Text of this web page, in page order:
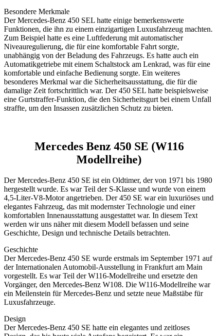
Besondere Merkmale
Der Mercedes-Benz 450 SEL hatte einige bemerkenswerte
Funktionen, die ihn zu einem einzigartigen Luxusfahrzeug machten.
Zum Beispiel hatte es eine Luftfederung mit automatischer
Niveauregulierung, die für eine komfortable Fahrt sorgte,
unabhängig von der Beladung des Fahrzeugs. Es hatte auch ein
Automatikgetriebe mit einem Schaltstock am Lenkrad, was für eine
komfortable und einfache Bedienung sorgte. Ein weiteres
besonderes Merkmal war die Sicherheitsausstattung, die für die
damalige Zeit fortschrittlich war. Der 450 SEL hatte beispielsweise
eine Gurtstraffer-Funktion, die den Sicherheitsgurt bei einem Unfall
straffte, um den Insassen zusätzlichen Schutz zu bieten.
Mercedes Benz 450 SE (W116
Modellreihe)
Der Mercedes-Benz 450 SE ist ein Oldtimer, der von 1971 bis 1980
hergestellt wurde. Es war Teil der S-Klasse und wurde von einem
4,5-Liter-V8-Motor angetrieben. Der 450 SE war ein luxuriöses und
elegantes Fahrzeug, das mit modernster Technologie und einer
komfortablen Innenausstattung ausgestattet war. In diesem Text
werden wir uns näher mit diesem Modell befassen und seine
Geschichte, Design und technische Details betrachten.
Geschichte
Der Mercedes-Benz 450 SE wurde erstmals im September 1971 auf
der Internationalen Automobil-Ausstellung in Frankfurt am Main
vorgestellt. Es war Teil der W116-Modellreihe und ersetzte den
Vorgänger, den Mercedes-Benz W108. Die W116-Modellreihe war
ein Meilenstein für Mercedes-Benz und setzte neue Maßstäbe für
Luxusfahrzeuge.
Design
Der Mercedes-Benz 450 SE hatte ein elegantes und zeitloses